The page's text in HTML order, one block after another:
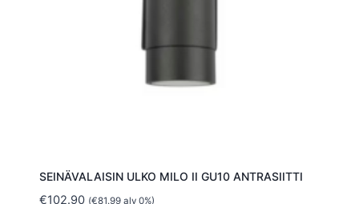
SEINÄVALAISIN ULKO MILO II GU10 ANTRASIITTI
€102.90 (€81.99alv 0%)